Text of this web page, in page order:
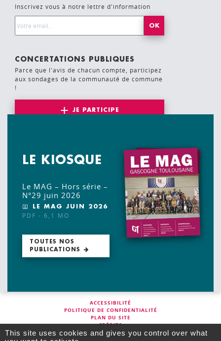
Inscrivez vous à notre lettre d'information
CONCERTATIONS PUBLIQUES
Parce que l'avis de chacun compte, participez
aux sondages de la communauté de commune
!
JE PARTICIPE
LE KIOSQUE
Le MAG – Hors série –
N°29 juin 2026
LE MAG JUIN 2026
PDF - 6,1 MO
TOUTES NOS
PUBLICATIONS
ACCESSIBILITÉ
POLITIQUE DE CONFIDENTIALITÉ
PLAN DU SITE
CRÉDITS
MENTIONS LÉGALES
MARCHÉS PUBLICS
This site uses cookies and gives you control over what